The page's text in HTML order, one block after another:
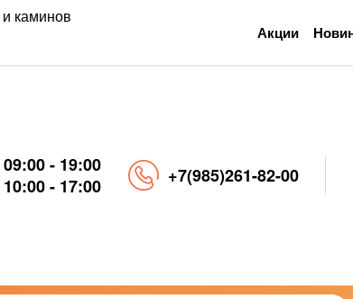
каминов
Акции
09:00 - 19:00
10:00 - 17:00 +7(985)261-82-00